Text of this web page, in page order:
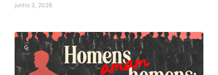
junho 3, 2026